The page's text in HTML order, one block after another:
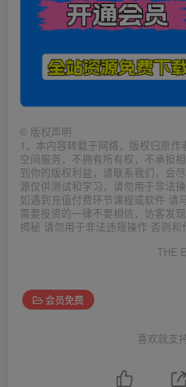
© 版权声明
1、本内容转载于网络，版权归原
空间服务，不拥有所有权，不承担
到你的版权利益，请联系我们，会
源仅供测试和学习，请勿用于非法
如遇到充值付费环节课程或软件 请
需要投资的一律不要相信，访客发
揭秘 请勿用于非法违规操作 否则和
THE
会员免费
喜欢就支